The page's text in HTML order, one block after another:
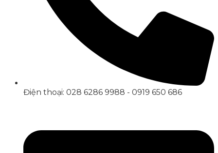
Điện thoại: 028 6286 9988 - 0919 650 686